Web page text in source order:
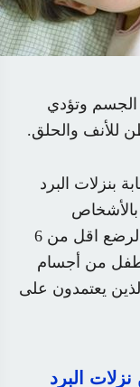
وتؤدي
للأنف والحلق.
بنزلات البرد
البالغين. إلا أنه قليلاً ما يصاب الأطفال الرضع اقل من 6
من أجسام
يعتمدون على
عن نزلات البرد